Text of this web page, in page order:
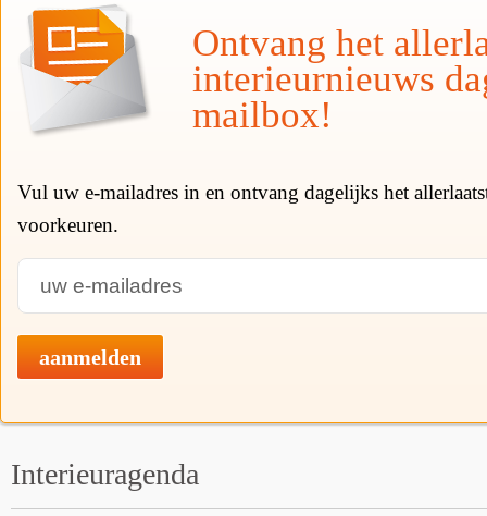
Ontvang het
interieurnieuws
mailbox!
Vul uw e-mailadres in en ontvang dagelijks het
voorkeuren.
aanmelden
Interieuragenda